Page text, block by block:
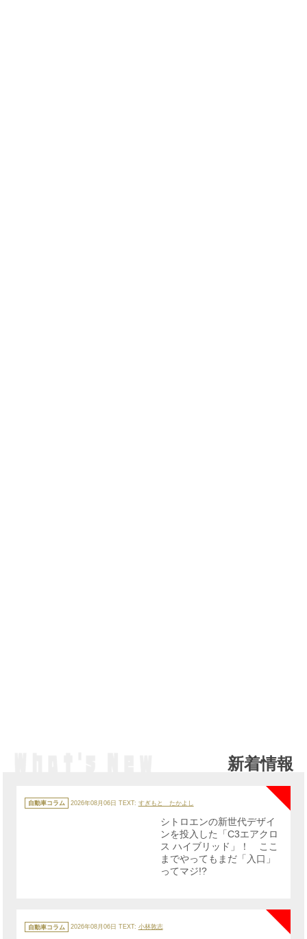
新着情報
カ
テ
ゴ
自動車コラム 2026年08月06日 TEXT: すぎもと たかよし
NEW
シトロエンの新世代デザイ
ンを投入した「C3エアクロ
ス ハイブリッド」！ ここ
までやってもまだ「入口」
ってマジ!?
テ
ゴ
自動車コラム 2026年08月06日 TEXT: 小林敦志